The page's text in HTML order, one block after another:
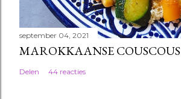
september 04, 2021
MAROKKAANSE COUSCOUS
Delen 44 reacties